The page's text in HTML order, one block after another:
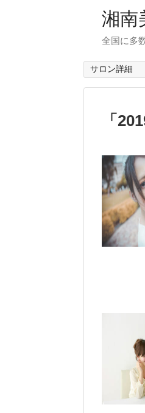
湘南
全国に多
サロン詳細
「